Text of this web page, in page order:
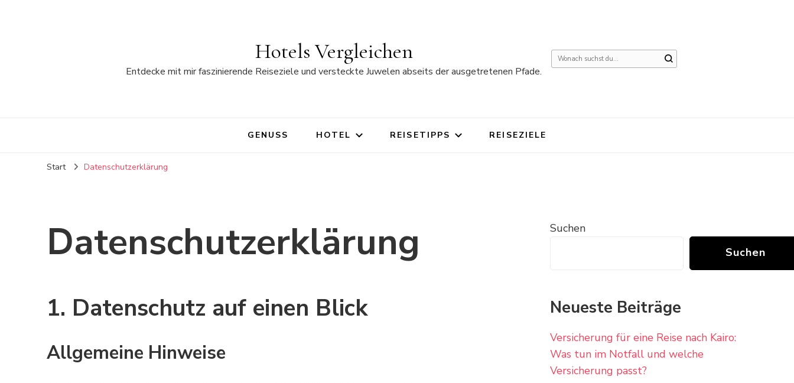
Hotels Vergleichen
Entdecke mit mir faszinierende Reiseziele und versteckte Juwelen abseits der ausgetretenen Pfade.
Suchst
GENUSS HOTEL REISETIPPS REISEZIELE
Start Datenschutzerklärung
Datenschutzerklärung
1. Datenschutz auf einen Blick
Allgemeine Hinweise
Suchen
Suchen
Neueste Beiträge
Versicherung für eine Reise nach Kairo:
Was tun im Notfall und welche
Versicherung passt?